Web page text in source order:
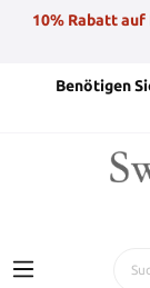
10% Rabatt auf
Benötigen